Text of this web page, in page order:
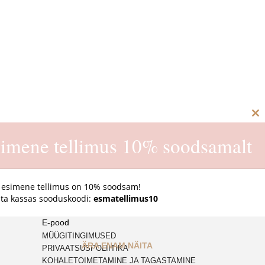
E-pood
MÜÜGITINGIMUSED
PRIVAATSUSPOLIITIKA
KOHALETOIMETAMINE JA TAGASTAMINE
tellimus 10% soodsamalt
tellimus on 10% soodsam!
kassas sooduskoodi: esmatellimus10
ÄRA ENAM NÄITA